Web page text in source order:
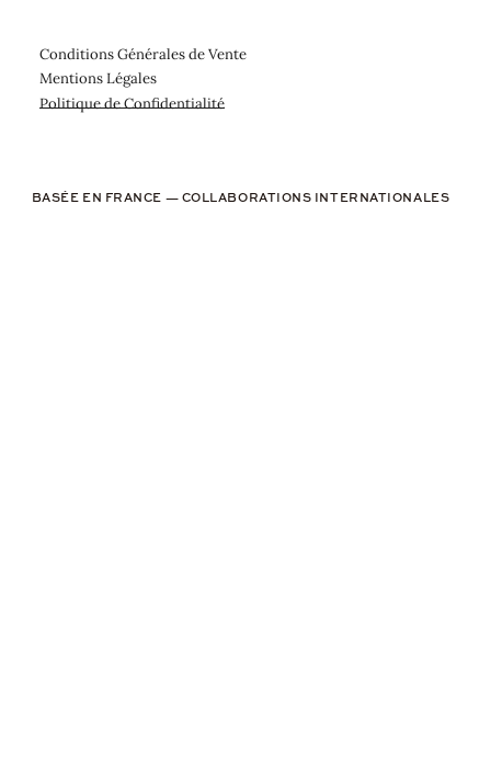
BASÉE EN FRANCE — COLLABORATIONS INTERNATIONALES
Conditions Générales de Vente
Mentions Légales
Politique de Confidentialité